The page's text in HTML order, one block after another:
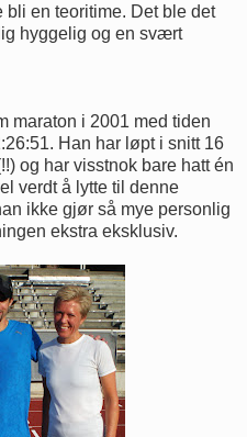
bli en teoritime. Det ble det
hyggelig og en svært
maraton i 2001 med tiden
Han har løpt i snitt 16
og har visstnok bare hatt én
verdt å lytte til denne
ikke gjør så mye personlig
ekstra eksklusiv.